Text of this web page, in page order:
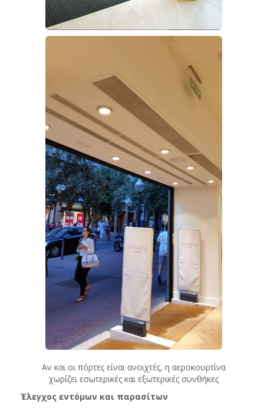
Αν και οι πόρτες είναι ανοιχτές, η αεροκουρτίνα
χωρίζει εσωτερικές και εξωτερικές συνθήκες
Έλεγχος εντόμων και παρασίτων